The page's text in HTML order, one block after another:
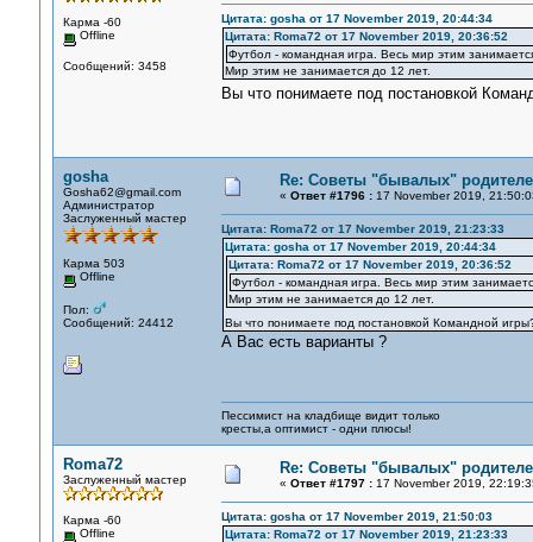
Карма -60
Offline
Сообщений: 3458
Цитата: gosha от 17 November 2019, 20:44:34
Цитата: Roma72 от 17 November 2019, 20:36:52
Футбол - командная игра. Весь мир этим
Мир этим не занимается до 12 лет.
Вы что понимаете под постановкой
gosha
Gosha62@gmail.com
Администратор
Заслуженный мастер
Карма 503
Offline
Пол:
Сообщений: 24412
Re: Советы "бывалых"
« Ответ #1796 :17 November 2019,
Цитата: Roma72 от 17 November 2019, 21:23:33
Цитата: gosha от 17 November 2019, 20:44:34
Цитата: Roma72 от 17 November 2019, 20:36:52
Футбол - командная игра. Весь мир этим
Мир этим не занимается до 12 лет.
Вы что понимаете под постановкой Командной
А Вас есть варианты ?
Пессимист на кладбище видит только
кресты,а оптимист - одни плюсы!
Roma72
Заслуженный мастер
Карма -60
Offline
Re: Советы "бывалых"
« Ответ #1797 :17 November 2019,
Цитата: gosha от 17 November 2019, 21:50:03
Цитата: Roma72 от 17 November 2019, 21:23:33